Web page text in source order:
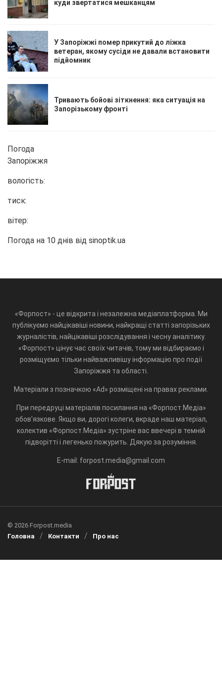
куди звертатися мешканцям
У Запоріжжі помер прикутий до ліжка
ветеран, якому сусіди не давали встановити
підйомник
Тривають бойові зіткнення: яка ситуація на
Запорізькому фронті
Погода
Запоріжжя
вологість:
тиск:
вітер:
Погода на 10 днів від sinoptik.ua
«Форпост» - це відкрита і незалежна медіаплатформа. Ми
публікуємо найцікавіші новини, найкращі статті запорізьких
журналістів, найцікавіші розслідування і чесну аналітику.
«Форпост» цінує час своїх читачів, тому ми відбираємо і
розміщуємо тільки найважливішу інформацію про події
Запоріжжя та області.
Матеріали з позначкою «Ad» розміщені на правах реклами.
При передруці матеріалів посилання на «Форпост.Медіа»
обов'язкове. Якщо ви, дорогі колеги, вкраде наш матеріал,
колектив «Форпост.Медіа» зустріне вас ввечері в темній
підворітті і легенько пожурить. Дякую за розуміння.
E-mail: forpost.media@gmail.com
© 2026 Forpost.media
Головна
Контакти Про нас